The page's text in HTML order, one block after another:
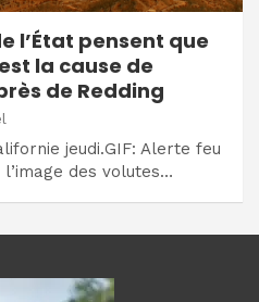
l’État pensent que
la cause de
de Redding
jeudi.GIF: Alerte feu
des volutes…